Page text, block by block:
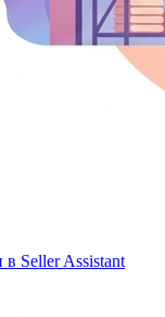
в Seller Assistant